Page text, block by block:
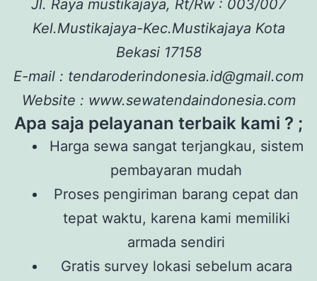
Jl. Raya mustikajaya, Rt/Rw : 003/007
Kel.Mustikajaya-Kec.Mustikajaya Kota
Bekasi 17158
E-mail : tendaroderindonesia.id@gmail.com
Website : www.sewatendaindonesia.com
Apa saja pelayanan terbaik kami ? ;
Harga sewa sangat terjangkau, sistem
pembayaran mudah
Proses pengiriman barang cepat dan
tepat waktu, karena kami memiliki
armada sendiri
Gratis survey lokasi sebelum acara